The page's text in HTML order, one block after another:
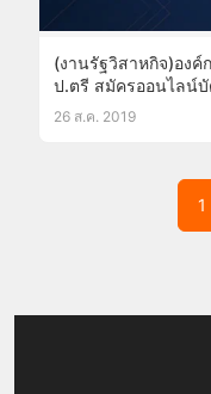
(งานรัฐวิสาหกิจ)อง
ป.ตรี สมัครออนไลน์
26 ส.ค. 2019
Posts 1